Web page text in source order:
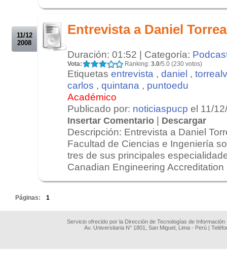
11/12
2008
Entrevista a Daniel
Duración: 01:52 | Categoría:
Vota: Ranking: 3.0/5.0 (230 votos)
Etiquetas entrevista , daniel ,
carlos , quintana , puntoedu
Académico
Publicado por: noticiaspucp el 11/
Insertar Comentario | Descargar
Descripción: Entrevista a Daniel
Facultad de Ciencias e Ingeniería
tres de sus principales
Canadian Engineering Accreditation
Páginas: 1
Servicio ofrecido por la Dirección de Tecnologías de
Av. Universitaria N° 1801, San Miguel, Lima - Perú |